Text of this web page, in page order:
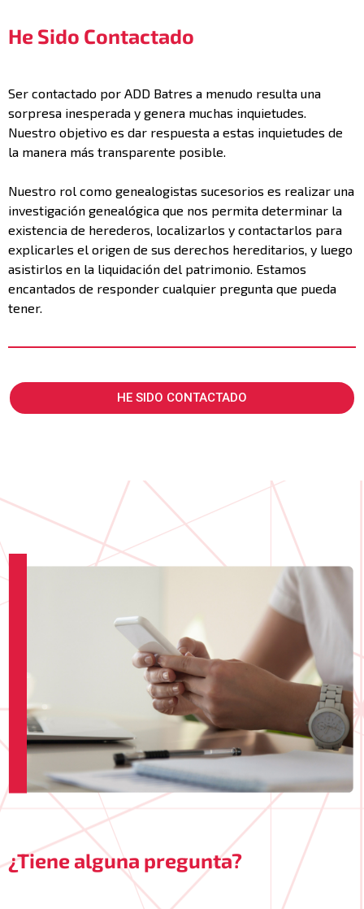
He Sido Contactado
Ser contactado por ADD Batres a menudo resulta una
sorpresa inesperada y genera muchas inquietudes.
Nuestro objetivo es dar respuesta a estas inquietudes de
la manera más transparente posible.
Nuestro rol como genealogistas sucesorios es realizar una
investigación genealógica que nos permita determinar la
existencia de herederos, localizarlos y contactarlos para
explicarles el origen de sus derechos hereditarios, y luego
asistirlos en la liquidación del patrimonio. Estamos
encantados de responder cualquier pregunta que pueda
tener.
HE SIDO CONTACTADO
¿Tiene alguna pregunta?